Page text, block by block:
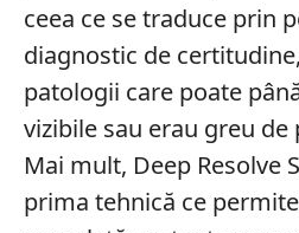
ceea ce se traduce prin
diagnostic de
patologii care poate
vizibile sau erau greu de
Mai mult, Deep Resolve
prima tehnică ce